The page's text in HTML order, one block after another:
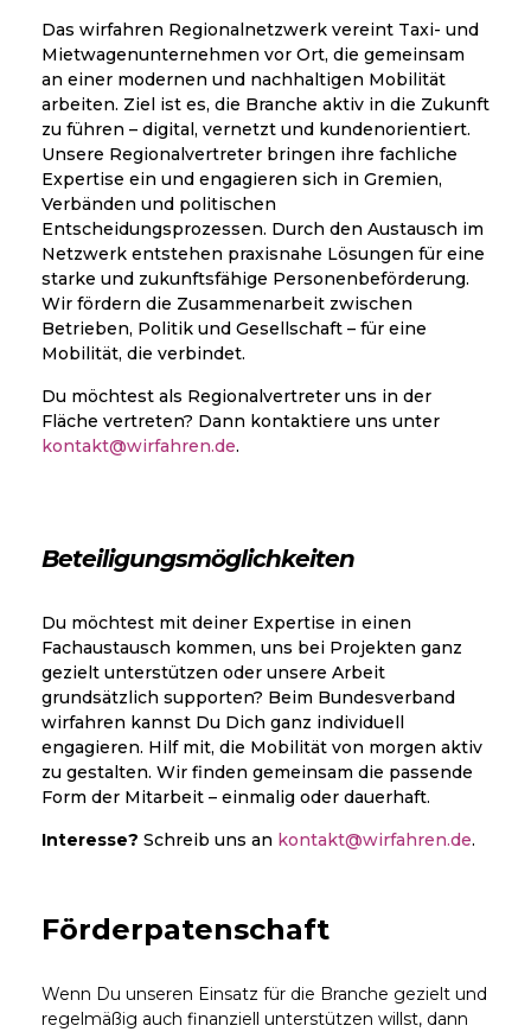
Das wirfahren Regionalnetzwerk vereint Taxi- und
Mietwagenunternehmen vor Ort, die gemeinsam
an einer modernen und nachhaltigen Mobilität
arbeiten. Ziel ist es, die Branche aktiv in die Zukunft
zu führen – digital, vernetzt und kundenorientiert.
Unsere Regionalvertreter bringen ihre fachliche
Expertise ein und engagieren sich in Gremien,
Verbänden und politischen
Entscheidungsprozessen. Durch den Austausch im
Netzwerk entstehen praxisnahe Lösungen für eine
starke und zukunftsfähige Personenbeförderung.
Wir fördern die Zusammenarbeit zwischen
Betrieben, Politik und Gesellschaft – für eine
Mobilität, die verbindet.
Du möchtest als Regionalvertreter uns in der
Fläche vertreten? Dann kontaktiere uns unter
kontakt@wirfahren.de.
Beteiligungsmöglichkeiten
Du möchtest mit deiner Expertise in einen
Fachaustausch kommen, uns bei Projekten ganz
gezielt unterstützen oder unsere Arbeit
grundsätzlich supporten? Beim Bundesverband
wirfahren kannst Du Dich ganz individuell
engagieren. Hilf mit, die Mobilität von morgen aktiv
zu gestalten. Wir finden gemeinsam die passende
Form der Mitarbeit – einmalig oder dauerhaft.
Interesse? Schreib uns an kontakt@wirfahren.de.
Förderpatenschaft
Wenn Du unseren Einsatz für die Branche gezielt und
regelmäßig auch finanziell unterstützen willst, dann